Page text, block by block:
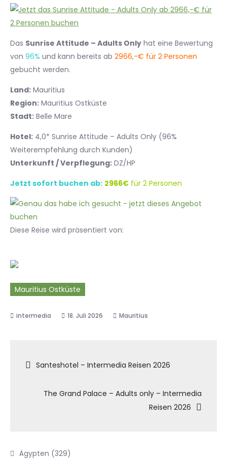
Das Sunrise Attitude – Adults Only hat eine Bewertung
von 96% und kann bereits ab 2966,-€ für 2 Personen
gebucht werden.
Land: Mauritius
Region: Mauritius Ostküste
Stadt: Belle Mare
Hotel: 4,0* Sunrise Attitude – Adults Only (96%
Weiterempfehlung durch Kunden)
Unterkunft / Verpflegung: DZ/HP
Jetzt sofort buchen ab: 2966€ für 2 Personen
Diese Reise wird präsentiert von:
Mauritius Ostküste
18. Juli 2026 Mauritius
Beitragsnavigation
Santeshotel – Intermedia Reisen 2026
The Grand Palace – Adults only – Intermedia
Reisen 2026
Ägypten (329)